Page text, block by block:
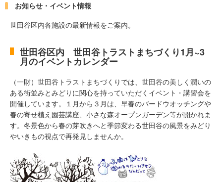
お知らせ・イベント情報
世田谷区内各施設の最新情報をご案内。
世田谷区内 世田谷トラストまちづくり1月~3
月のイベントカレンダー
（一財）世田谷トラストまちづくりでは、世田谷の美しく潤いの
ある街並みとみどりに関心を持っていただくイベント・講習会を
開催しています。１月から３月は、早春のバードウオッチングや
春の寄せ植え園芸講座、小さな森オープンガーデン等が開かれま
す。冬景色から春の芽吹きへと季節変わる世田谷の風景をみどり
やいきもの視点で再発見しませんか。